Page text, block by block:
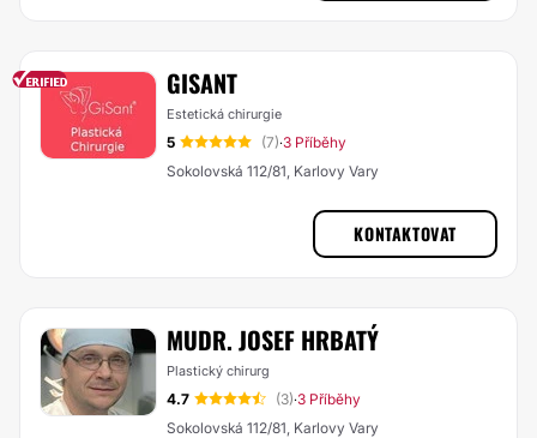
GISANT
Estetická chirurgie
5 (7)·3 Příběhy
Sokolovská 112/81, Karlovy Vary
KONTAKTOVAT
MUDR. JOSEF HRBATÝ
Plastický chirurg
4.7 (3)·3 Příběhy
Sokolovská 112/81, Karlovy Vary